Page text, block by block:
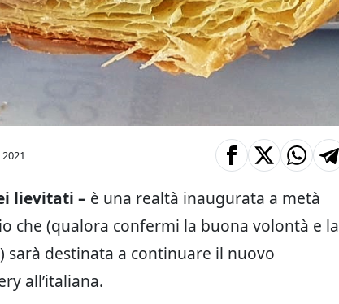
lievitati – è una realtà inaugurata a metà
che (qualora confermi la buona volontà e la
sarà destinata a continuare il nuovo
all’italiana.